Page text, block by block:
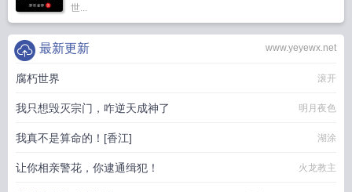
世...
www.yeyewx.net
最新更新
腐朽世界 滚开
我只想毁灭宗门，咋逆天成神了 明月夜色
我真不是算命的！[香江] 湖涂
让你相亲警花，你逮通缉犯！ 火龙教主